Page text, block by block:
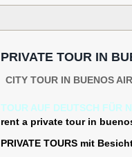
PRIVATE TOUR IN
CITY TOUR IN BUENOS
TOUR AUF DEUTSCH FÜR
renta private tour in
PRIVATE TOURS mit